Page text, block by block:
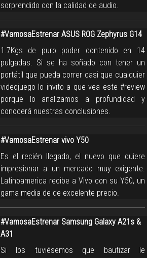
sorprendido con la calidad de audio.
#VamosaEstrenar ASUS ROG Zephyrus G14
1.7Kgs de puro poder contenido en 14
pulgadas. Si se ha soñado con tener un
portátil que pueda correr casi que cualquier
videojuego lo invito a que vea este #review
porque lo analizamos a profundidad y
conocerá nuestras conclusiones.
#VamosaEstrenar vivo Y50
Es el recién llegado, el nuevo que quiere
impresionar a un mercado muy exigente.
Latinoamerica recibe a Vivo con su Y50, un
gama media de de excelente precio.
#VamosaEstrenar Samsung Galaxy A21s &
A31
Si los tuviésemos que bautizar le